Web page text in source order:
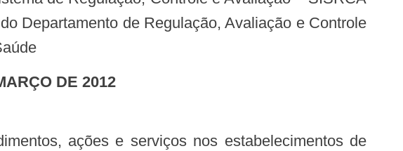
Departamento de Regulação, Avaliação e Controle
DE 2012
ações e serviços nos estabelecimentos de